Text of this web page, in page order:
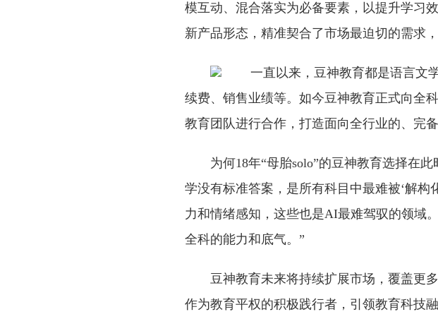
模互动、混合落实为必备要素，以提升学习
新产品形态，精准契合了市场最迫切的需求
一直以来，豆神教育都是语言文
续费、销售业绩等。如今豆神教育正式向全
教育团队进行合作，打造面向全行业的、完
为何18年“母胎solo”的豆神教育选择在
学没有标准答案，是所有科目中最难被‘解
力和情绪感知，这些也是AI最难驾驭的领域
全科的能力和底气。”
豆神教育未来将持续扩展市场，覆盖更
作为教育平权的积极践行者，引领教育科技融